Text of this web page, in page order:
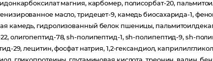
магния, карбомер, полисорбат-20,
масло, тридецет-9, камедь биосахарида-1,
камедь, гидролизованный белок пшеницы,
олигопептид-78, sh-полипептид-1, sh-полипептид-9, sh-
29, лецитин, фосфат натрия, 1,2-гександиол,